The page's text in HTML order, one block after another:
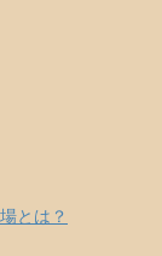
とは？